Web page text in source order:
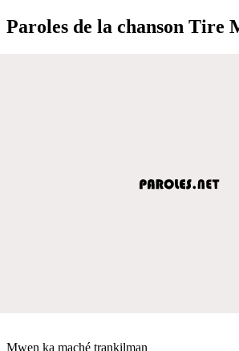
Paroles de la chanson Tire
Mwen ka maché trankilman